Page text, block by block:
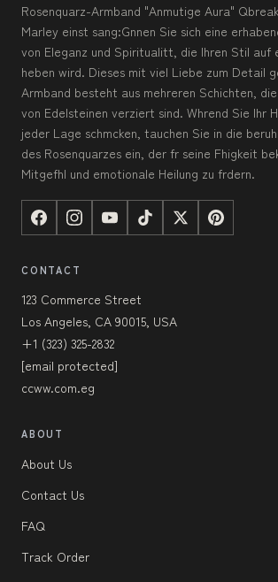
Rosenquarz-Armband "Anmutige Aura"
Marley einst sang:Gnnen Sie sich eine
von Eleganz und Spiritualitt, die Ihren Stil auf
heben wird. Dieses mit viel Liebe zum Detail
Armband besteht aus mehreren Schichten,
von Edelsteinen verziert sind. Whrend Sie Ihr
jeder Lage schmcken, tauchen Sie in die
des Rosenquarzes ein, der fr seine Fhigkeit
Mitgefhl und emotionale Heilung zu frdern.
CONTACT
123 Commerce Street
Los Angeles, CA 90015, USA
+1 (323) 325-2832
[email protected]
ccww.com.eg
ABOUT
About Us
Contact Us
FAQ
Track Order